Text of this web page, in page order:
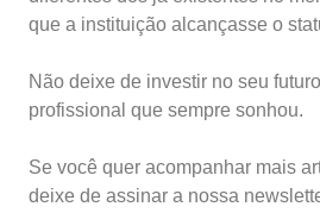
que a instituição alcançasse o
Não deixe de investir no seu
profissional que sempre sonhou.
Se você quer acompanhar mais
deixe de assinar a nossa